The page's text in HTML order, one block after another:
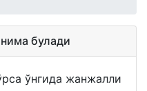
булади
ўнгида жанжалли